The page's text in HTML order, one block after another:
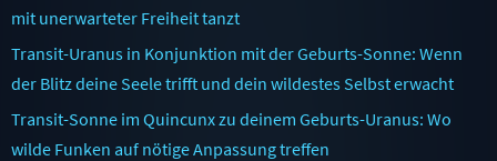
mit unerwarteter Freiheit tanzt
Transit-Uranus in Konjunktion mit der Geburts-Sonne: Wenn
der Blitz deine Seele trifft und dein wildestes Selbst erwacht
Transit-Sonne im Quincunx zu deinem Geburts-Uranus: Wo
wilde Funken auf nötige Anpassung treffen